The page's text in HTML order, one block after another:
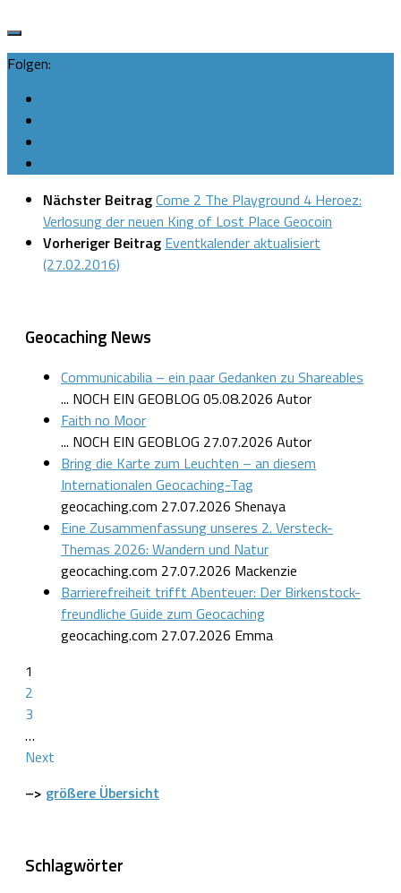
Folgen:
Nächster BeitragCome 2 The Playground 4 Heroez:
Verlosung der neuen King of Lost Place Geocoin
Vorheriger Beitrag Eventkalender aktualisiert
(27.02.2016)
Geocaching News
Communicabilia – ein paar Gedanken zu Shareables
... NOCH EIN GEOBLOG 05.08.2026 Autor
Faith no Moor
... NOCH EIN GEOBLOG 27.07.2026 Autor
Bring die Karte zum Leuchten – an diesem
Internationalen Geocaching-Tag
geocaching.com 27.07.2026 Shenaya
Eine Zusammenfassung unseres 2. Versteck-
Themas 2026: Wandern und Natur
geocaching.com 27.07.2026 Mackenzie
Barrierefreiheit trifft Abenteuer: Der Birkenstock-
freundliche Guide zum Geocaching
geocaching.com 27.07.2026 Emma
1
2
3
…
Next
–> größere Übersicht
Schlagwörter